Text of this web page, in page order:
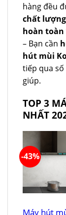
hàng đều
chất
hoàn
– Bạn cần
hút mùi
tiếp qua
giúp.
TOP 3
NHẤT
-43%
Máy hút